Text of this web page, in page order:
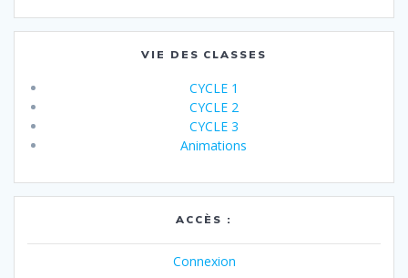
VIE DES CLASSES
CYCLE 1
CYCLE 2
CYCLE 3
Animations
ACCÈS :
Connexion